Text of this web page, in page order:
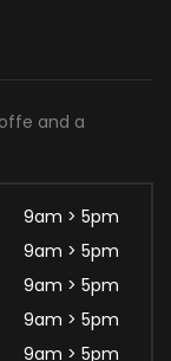
and a
9am > 5pm
9am > 5pm
9am > 5pm
9am > 5pm
9am > 5pm